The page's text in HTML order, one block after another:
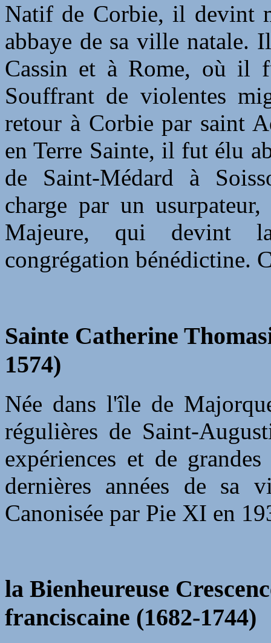
Natif de Corbie, il devint
abbaye de sa ville natale.
Cassin et à Rome, où il
Souffrant de violentes
retour à Corbie par saint
en Terre Sainte, il fut élu
de Saint-Médard à
charge par un
Majeure, qui devint
congrégation bénédictine.
Sainte Catherine
1574)
Née dans l'île de
régulières de Saint-
expériences et de
dernières années de sa
Canonisée par Pie XI en
la Bienheureuse
franciscaine (1682-1744)